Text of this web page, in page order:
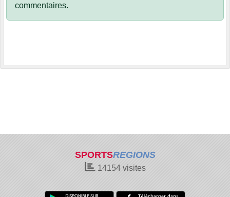
commentaires.
SPORTSREGIONS
14154visites